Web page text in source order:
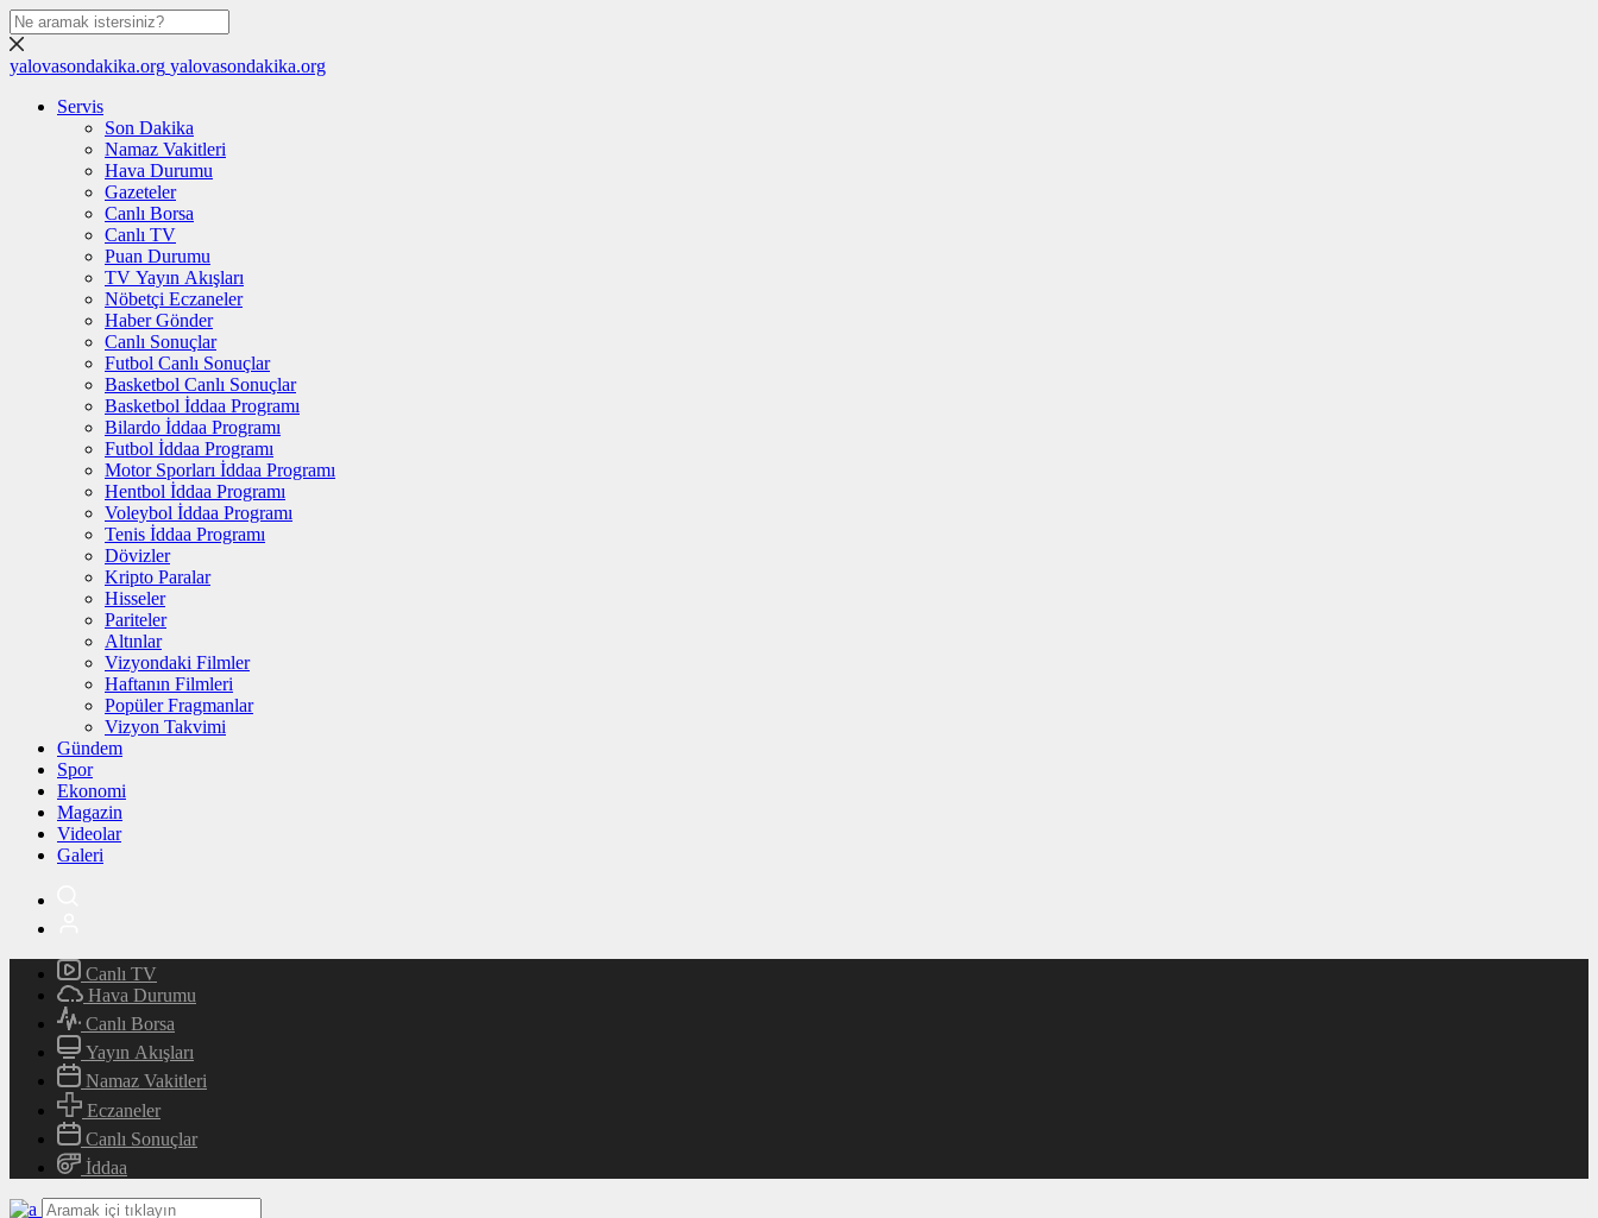
yalovasondakika.org yalovasondakika.org
Servis
Son Dakika
Namaz Vakitleri
Hava Durumu
Gazeteler
Canlı Borsa
Canlı TV
Puan Durumu
TV Yayın Akışları
Nöbetçi Eczaneler
Haber Gönder
Canlı Sonuçlar
Futbol Canlı Sonuçlar
Basketbol Canlı Sonuçlar
Basketbol İddaa Programı
Bilardo İddaa Programı
Futbol İddaa Programı
Motor Sporları İddaa Programı
Hentbol İddaa Programı
Voleybol İddaa Programı
Tenis İddaa Programı
Dövizler
Kripto Paralar
Hisseler
Pariteler
Altınlar
Vizyondaki Filmler
Haftanın Filmleri
Popüler Fragmanlar
Vizyon Takvimi
Gündem
Spor
Ekonomi
Magazin
Videolar
Galeri
Canlı TV
Hava Durumu
Canlı Borsa
Yayın Akışları
Namaz Vakitleri
Eczaneler
Canlı Sonuçlar
İddaa